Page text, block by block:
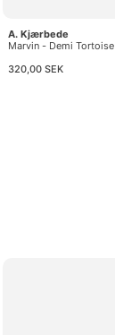
A. Kjærbede
Marvin - Demi Tortoise
320,00 SEK